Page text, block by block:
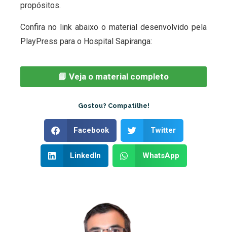
propósitos.
Confira no link abaixo o material desenvolvido pela
PlayPress para o Hospital Sapiranga:
📘 Veja o material completo
Gostou? Compatilhe!
Facebook Twitter
LinkedIn WhatsApp